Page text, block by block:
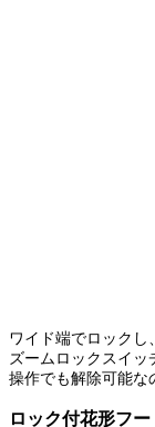
ワイド端でロックし
ズームロックスイ
操作でも解除可能な
ロック付花形フ